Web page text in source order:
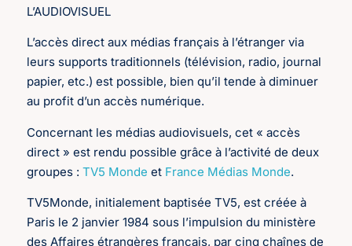
L’AUDIOVISUEL
L’accès direct aux médias français à l’étranger via
leurs supports traditionnels (télévision, radio, journal
papier, etc.) est possible, bien qu’il tende à diminuer
au profit d’un accès numérique.
Concernant les médias audiovisuels, cet « accès
direct » est rendu possible grâce à l’activité de deux
groupes :TV5 Mondeet France Médias Monde.
TV5Monde, initialement baptisée TV5, est créée à
Paris le 2 janvier 1984 sous l’impulsion du ministère
des Affaires étrangères français, par cinq chaînes de